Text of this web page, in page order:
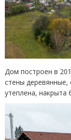
Дом построен в
стены
утеплена, накрыта